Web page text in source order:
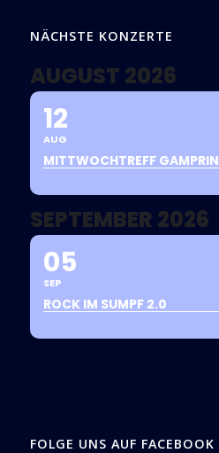
NÄCHSTE KONZERTE
AUGUST 2026
12
AUG
MITTWOCHTREFF GAMPRIN
SEPTEMBER 2026
05
SEP
ROCK IM SUMPF 2.0
FOLGE UNS AUF FACEBOOK